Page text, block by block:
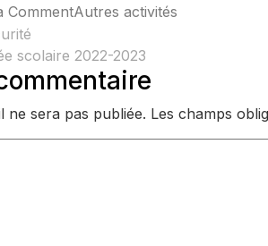
Commenton
scolaire
en
sécurité
Autres activités
scolaire 2022-2023
ne sera pas publiée. Les champs